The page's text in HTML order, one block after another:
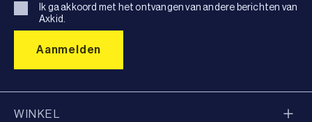
Ik ga akkoord met het ontvangen van andere berichten van
Axkid.
WINKEL